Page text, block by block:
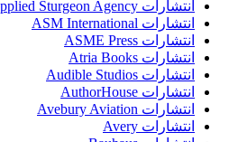
انتشارات Applied Sturgeon Agency
انتشارات ASM International
انتشارات ASME Press
انتشارات Atria Books
انتشارات Audible Studios
انتشارات AuthorHouse
انتشارات Avebury Aviation
انتشارات Avery